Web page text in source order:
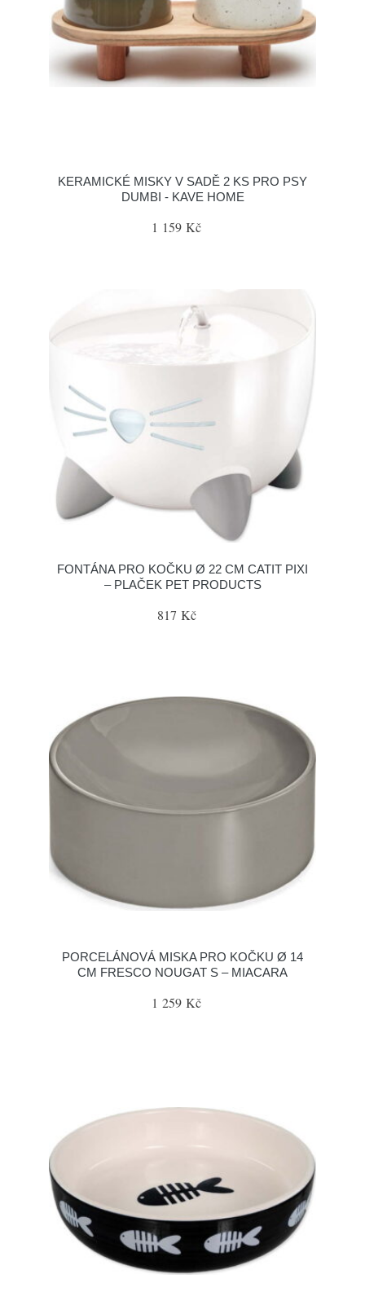
KERAMICKÉ MISKY V SADĚ 2 KS PRO PSY
DUMBI - KAVE HOME
1 159 Kč
FONTÁNA PRO KOČKU Ø 22 CM CATIT PIXI
– PLAČEK PET PRODUCTS
817 Kč
PORCELÁNOVÁ MISKA PRO KOČKU Ø 14
CM FRESCO NOUGAT S – MIACARA
1 259 Kč